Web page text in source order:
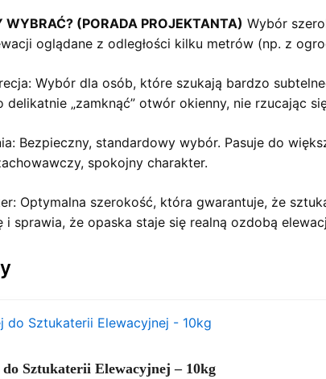
(PORADA PROJEKTANTA) Wybór
oglądane z odległości kilku metrów (np. z
Wybór dla osób, które szukają bardzo
„zamknąć” otwór okienny, nie rzucając
Bezpieczny, standardowy wybór. Pasuje do
spokojny charakter.
Optymalna szerokość, która gwarantuje, że
i sprawia, że opaska staje się realną ozdobą
Sztukaterii Elewacyjnej – 10kg